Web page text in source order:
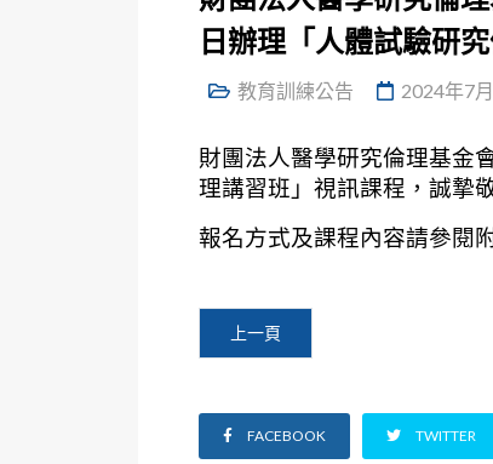
日辦理「人體試驗研
教育訓練公告 2024年7
財團法人醫學研究倫理基金
理講習班」視訊課程，誠摯
報名方式及課程內容請參閱
上一篇文章: 【代公告】國泰綜合
上一頁
FACEBOOK TWITTER